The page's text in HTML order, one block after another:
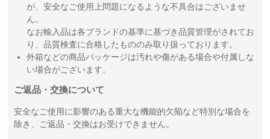
が、安全なご使用上問題になるような不具合はございませ
ん。
なお輸入品は各ブランドの基準に基づき品質管理がされてお
り、品質検査に合格したもののみ取り扱っております。
外箱などの商品パッケージは汚れや傷がある場合や付属しな
い場合がございます。
ご返品・交換について
安全なご使用に影響のある重大な機能的欠陥など特別な場合を
除き、ご返品・交換はお受けできません。